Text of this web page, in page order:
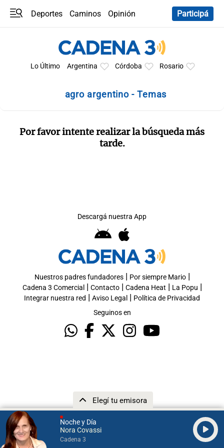
Noche y Día
Nora Covassi
Cadena 3
Elegí tu emisora
Deportes Caminos
Opinión
Participá
Lo Último Argentina Córdoba Rosario
agro argentino - Temas
Por favor intente realizar la búsqueda más
tarde.
Descargá nuestra App
Nuestros padres fundadores| Por siempre Mario|
Cadena 3 Comercial | Contacto| Cadena Heat | La Popu |
Integrar nuestra red | Aviso Legal | Política de Privacidad
Seguinos en